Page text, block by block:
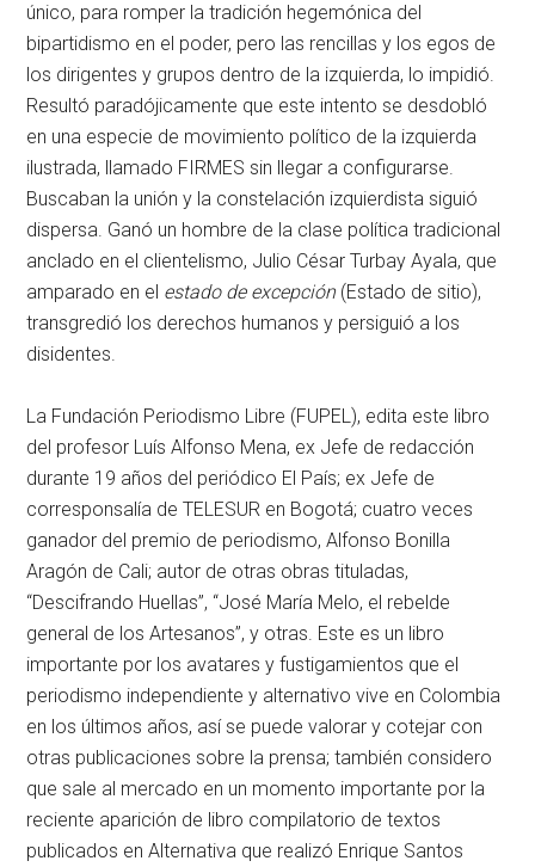
único, para romper la tradición hegemónica del
bipartidismo en el poder, pero las rencillas y los egos de
los dirigentes y grupos dentro de la izquierda, lo impidió.
Resultó paradójicamente que este intento se desdobló
en una especie de movimiento político de la izquierda
ilustrada, llamado FIRMES sin llegar a configurarse.
Buscaban la unión y la constelación izquierdista siguió
dispersa. Ganó un hombre de la clase política tradicional
anclado en el clientelismo, Julio César Turbay Ayala, que
amparado en el estado de excepción(Estado de sitio),
transgredió los derechos humanos y persiguió a los
disidentes.
La Fundación Periodismo Libre (FUPEL), edita este libro
del profesor Luís Alfonso Mena, ex Jefe de redacción
durante 19 años del periódico El País; ex Jefe de
corresponsalía de TELESUR en Bogotá; cuatro veces
ganador del premio de periodismo, Alfonso Bonilla
Aragón de Cali; autor de otras obras tituladas,
“Descifrando Huellas”, “José María Melo, el rebelde
general de los Artesanos”, y otras. Este es un libro
importante por los avatares y fustigamientos que el
periodismo independiente y alternativo vive en Colombia
en los últimos años, así se puede valorar y cotejar con
otras publicaciones sobre la prensa; también considero
que sale al mercado en un momento importante por la
reciente aparición de libro compilatorio de textos
publicados en Alternativa que realizó Enrique Santos